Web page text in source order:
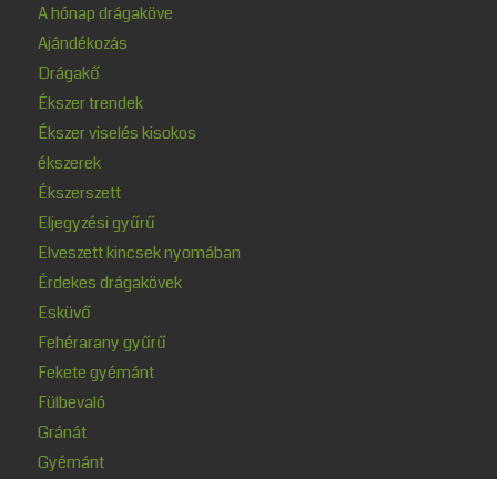
A hónap drágaköve
Ajándékozás
Drágakő
Ékszer trendek
Ékszer viselés kisokos
ékszerek
Ékszerszett
Eljegyzési gyűrű
Elveszett kincsek nyomában
Érdekes drágakövek
Esküvő
Fehérarany gyűrű
Fekete gyémánt
Fülbevaló
Gránát
Gyémánt